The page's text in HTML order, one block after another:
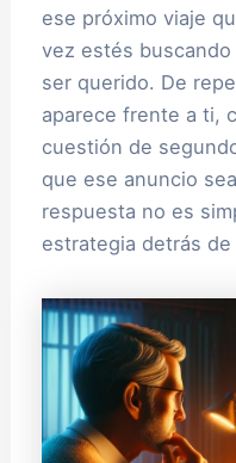
ese próximo viaje
vez estés
ser querido. De
aparece frente a ti,
cuestión de
que ese anuncio
respuesta no es
estrategia detrás de